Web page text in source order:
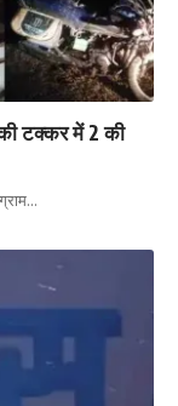
की टक्कर में 2 की
…